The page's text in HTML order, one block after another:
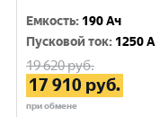
Емкость: 190 Ач
Пусковой ток: 1250 A
19 620руб.
17 910 руб.
при обмене